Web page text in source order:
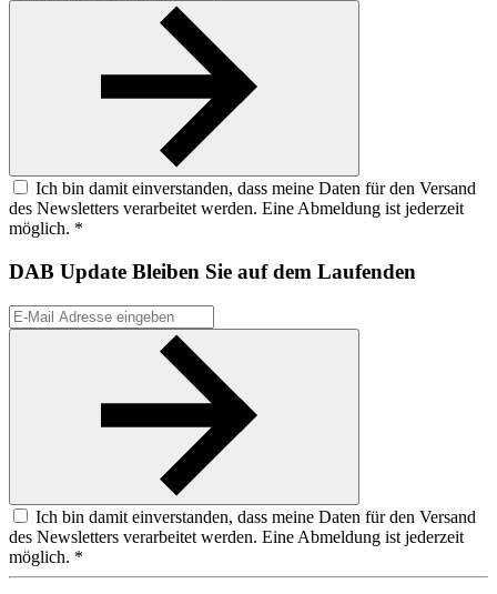
Ich bin damit einverstanden, dass meine Daten für den Versand
des Newsletters verarbeitet werden. Eine Abmeldung ist jederzeit
möglich. *
DAB Update Bleiben Sie auf dem Laufenden
Ich bin damit einverstanden, dass meine Daten für den Versand
des Newsletters verarbeitet werden. Eine Abmeldung ist jederzeit
möglich. *